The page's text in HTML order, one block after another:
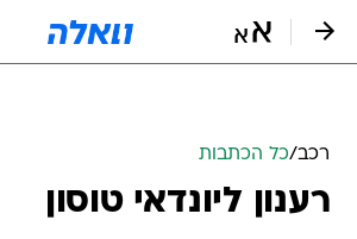
רכב/כל הכתבות
רענון ליונדאי טוסון